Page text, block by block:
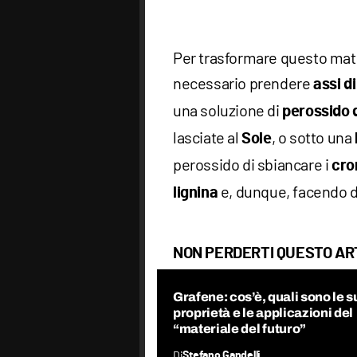
Per trasformare questo
necessario prendereassi
una soluzione di perossido
lasciate al Sole, o sotto una
perossido di sbiancare i
lignina e, dunque, facendo
NON PERDERTI QUESTO
Grafene: cos’è, quali sono le
proprietà e le applicazioni del
“materiale del futuro”